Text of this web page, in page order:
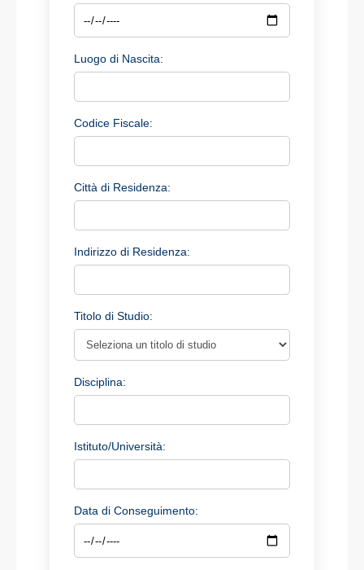
Luogo di Nascita:
Codice Fiscale:
Città di Residenza:
Indirizzo di Residenza:
Titolo di Studio:
Disciplina:
Istituto/Università:
Data di Conseguimento: